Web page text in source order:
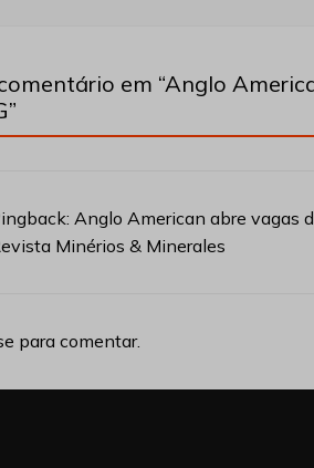
em “Anglo
”
Anglo American abre vagas
Minérios & Minerales
para comentar.